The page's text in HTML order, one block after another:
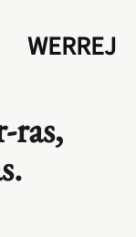
WERREJ